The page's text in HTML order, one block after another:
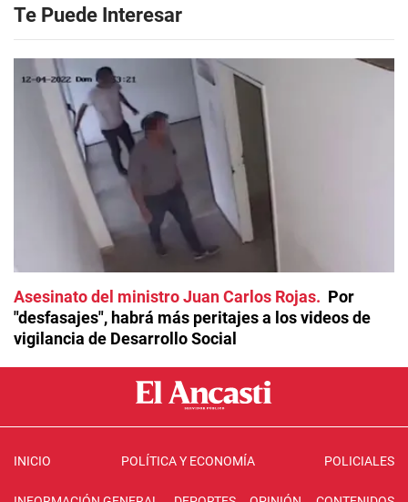
Te Puede Interesar
Asesinato del ministro Juan Carlos Rojas
Por
"desfasajes", habrá más peritajes a los videos de
vigilancia de Desarrollo Social
INICIO POLÍTICA Y ECONOMÍA POLICIALES